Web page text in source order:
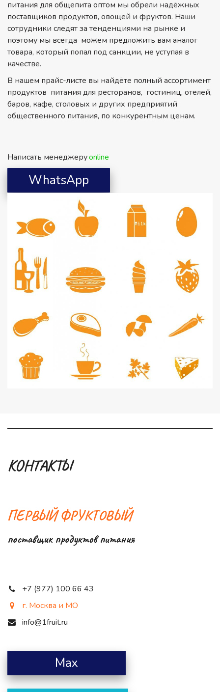
питания для общепита оптом мы обрели надёжных
поставщиков продуктов, овощей и фруктов. Наши
сотрудники следят за тенденциями на рынке и
поэтому мы всегда  можем предложить вам аналог
товара, который попал под санкции, не уступая в
качестве.
В нашем прайс-листе вы найдёте полный ассортимент
продуктов  питания для ресторанов,  гостиниц, отелей,
баров, кафе, столовых и других предприятий
общественного питания, по конкурентным ценам.
Написать менеджеру online
WhatsApp
КОНТАКТЫ
ПЕРВЫЙ ФРУКТОВЫЙ
поставщик продуктов питания
+7 (977) 100 66 43
г. Москва и МО
info@1fruit.ru
         Max